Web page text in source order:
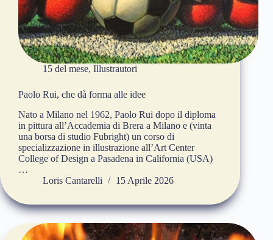
15 del mese, Illustrautori
Paolo Rui, che dà forma alle idee
Nato a Milano nel 1962, Paolo Rui dopo il diploma
in pittura all’Accademia di Brera a Milano e (vinta
una borsa di studio Fubright) un corso di
specializzazione in illustrazione all’Art Center
College of Design a Pasadena in California (USA)
…
Loris Cantarelli
15 Aprile 2026